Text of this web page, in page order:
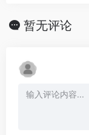
暂无评论